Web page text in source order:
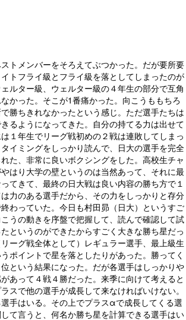
トメンバーをそろえてぶつかった。だが要所要
トフライ級とフライ級を落としてしまったのが
ルター級、 ウェルター級の４年生の部分で互角
かった。そこが1番痛かった。 向こうももちろ
勝ちきれなかったという感じ。 ただ選手たちは
るようになってきた。 自分の持てる力は出せて
１年生でリーグ戦初めの２戦は連敗してしまっ
タイミングをしっかり読んで、 日大の選手を完全
た、非常に良いボクシングをした。高校生チャ
はり大学の壁というのは当然あって、それに最
てきて、最終の日大戦は良い内容の勝ち方で１
力のある選手だから、 その力をしっかりと存分
わっていた。今日も村田昴（日大） というすご
うの動きを序盤で把握して、読んで確認して試
というのができたからすごく大きな勝ち星だっ
ーグ戦全体として） レギュラー選手、最上級生
ポイントで星を落としたりがあった。勝ってく
という結果になった。 だが各選手はしっかりや
あって４戦４勝だった。来季に向けて考えると
スで他の選手が成長して来なければいけない。
手はいる。 その上でプラスαで成長してくる選
て言うと、何名か勝ち星を計算できる選手はい